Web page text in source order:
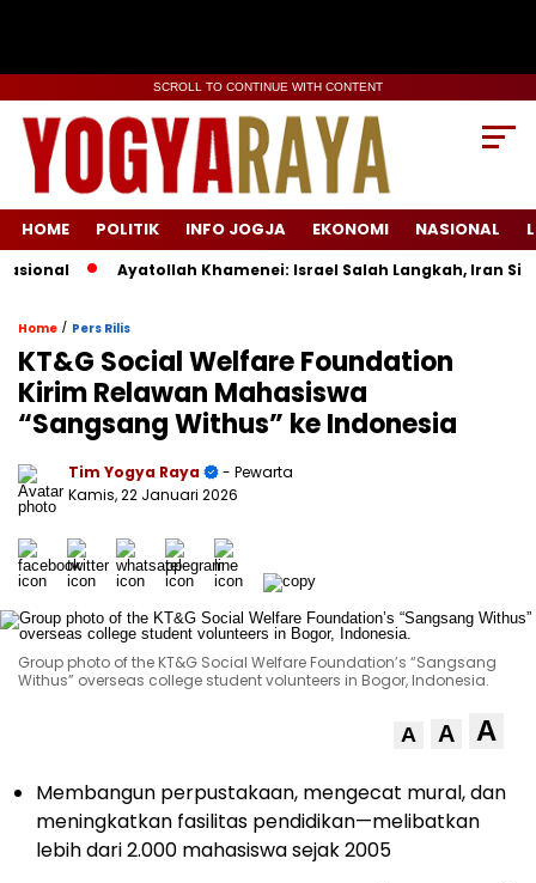
SCROLL TO CONTINUE WITH CONTENT
HOME POLITIK INFO JOGJA EKONOMI NASIONAL
Ayatollah Khamenei: Israel Salah Langkah, Iran Siap
Home / Pers Rilis
KT&G Social Welfare Foundation
Kirim Relawan Mahasiswa
“Sangsang Withus” ke Indonesia
Tim Yogya Raya
- Pewarta
Kamis, 22 Januari 2026
Group photo of the KT&G Social Welfare Foundation’s “Sangsang
Withus” overseas college student volunteers in Bogor, Indonesia.
A A A
Membangun perpustakaan, mengecat mural, dan
meningkatkan fasilitas pendidikan—melibatkan
lebih dari 2.000 mahasiswa sejak 2005